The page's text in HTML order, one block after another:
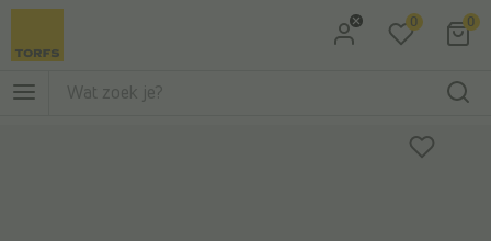
Ga naar Hoofdmenu
0 0